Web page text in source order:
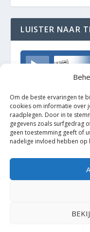
Om de beste ervaringen te
cookies om informatie over
raadplegen. Door in te
gegevens zoals surfgedrag
geen toestemming geeft of
nadelige invloed hebben op
LUISTER NAAR